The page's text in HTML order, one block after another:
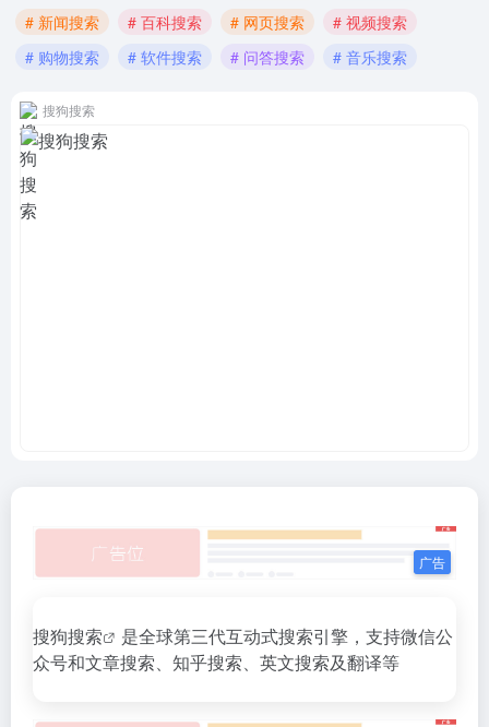
# 新闻搜索
# 百科搜索 # 网页搜索
# 视频搜索
# 购物搜索
# 软件搜索 # 问答搜索 # 音乐搜索
搜狗搜索
搜狗搜索
是全球第三代互动式搜索引擎，支持微信公
众号和文章搜索、知乎搜索、英文搜索及翻译等